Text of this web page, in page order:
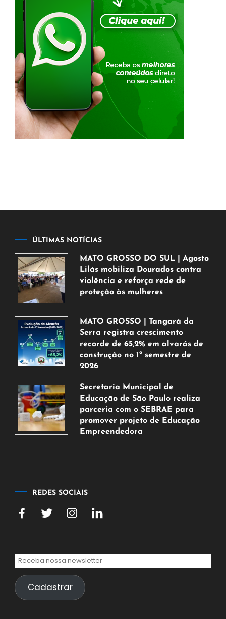
ÚLTIMAS NOTÍCIAS
MATO GROSSO DO SUL | Agosto
Lilás mobiliza Dourados contra
violência e reforça rede de
proteção às mulheres
de
agosto
de
2026
MATO GROSSO | Tangará da
Serra registra crescimento
recorde de 65,2% em alvarás de
construção no 1º semestre de
2026
de
agosto
de
2026
Secretaria Municipal de
Educação de São Paulo realiza
parceria com o SEBRAE para
promover projeto de Educação
Empreendedora
2026
REDES SOCIAIS
Cadastrar